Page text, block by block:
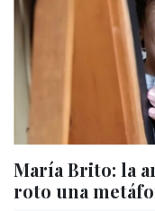
María Brito: la
roto una